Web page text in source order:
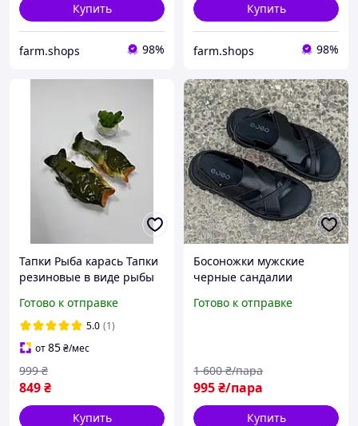
Купить
farm.shops 98%
Купить
farm.shops 98%
Тапки Рыба карась Тапки
резиновые в виде рыбы
рыбы
Готово к отправке
5.0 (1)
от85₴/мес
849₴
999 ₴
Купить
Босоножки мужские
черные сандалии
сандалі (Код: Р3579)
Готово к отправке
995₴/пара
1 600 ₴/пара
Купить